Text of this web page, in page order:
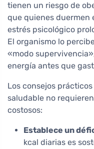
tienen un riesgo de
que quienes duermen
estrés psicológico
El organismo lo
«modo
energía antes que
Los consejos
saludable no
costosos:
Establece un
kcal diarias es